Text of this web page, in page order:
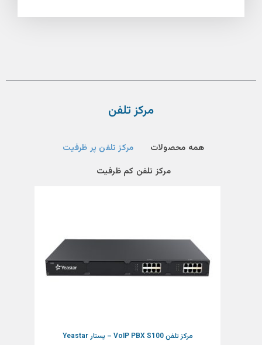
مرکز تلفن
همه محصولات
مرکز تلفن پر ظرفیت
مرکز تلفن کم ظرفیت
مرکز تلفن VoIP PBX S100 – یستار Yeastar